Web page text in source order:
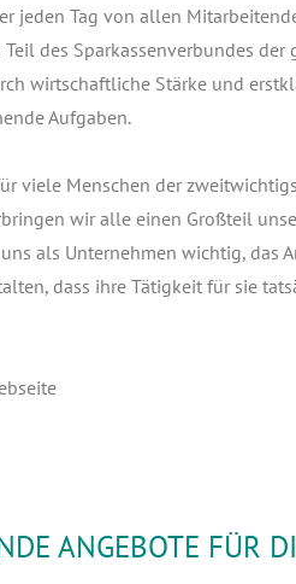
jeden Tag von allen
des Spar­kas­sen­ver­bun­des
wirt­schaft­li­che Stär­ke und
Auf­ga­ben.
vie­le Men­schen der
wir alle einen Groß­teil
als Unter­neh­men wich­tig, das
dass ihre Tätig­keit für sie
ANGEBOTE FÜR